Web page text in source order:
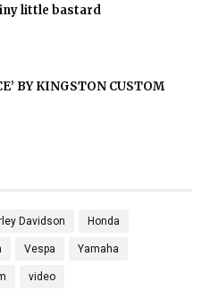
little bastard
BY KINGSTON CUSTOM
Davidson Honda
Vespa Yamaha
video